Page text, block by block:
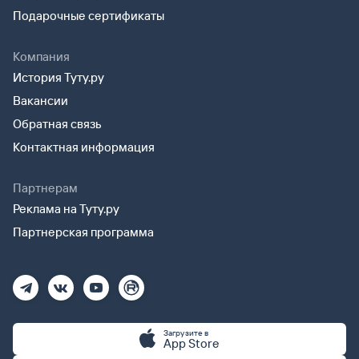
Подарочные сертификаты
Компания
История Туту.ру
Вакансии
Обратная связь
Контактная информация
Партнерам
Реклама на Туту.ру
Партнерская программа
Загрузите в
App Store